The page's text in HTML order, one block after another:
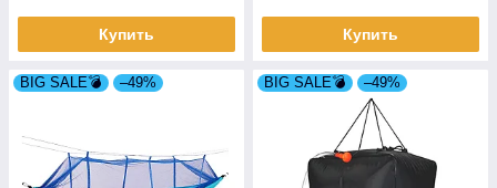
Купить Купить
BIG SALE💣 –49% BIG SALE💣 –49%